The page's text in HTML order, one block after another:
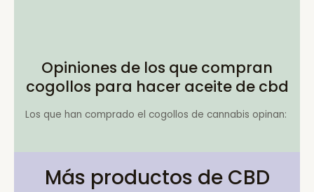
Opiniones de los que compran
cogollos para hacer aceite de cbd
Los que han comprado el cogollos de cannabis opinan:
Más productos de CBD